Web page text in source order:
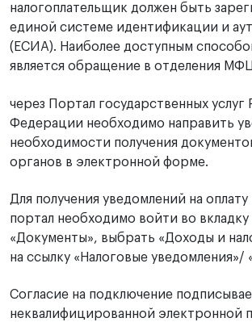
налогоплательщик должен быть
единой системе идентификации и
(ЕСИА). Наиболее доступным
является обращение в отделения
через Портал государственных услуг
Федерации необходимо направить
необходимости получения
органов в электронной форме.
Для получения уведомлений на оплату
портал необходимо войти во вкладку
«Документы», выбрать «Доходы и
на ссылку «Налоговые уведомления»/
Согласие на подключение
неквалифицированной электронной